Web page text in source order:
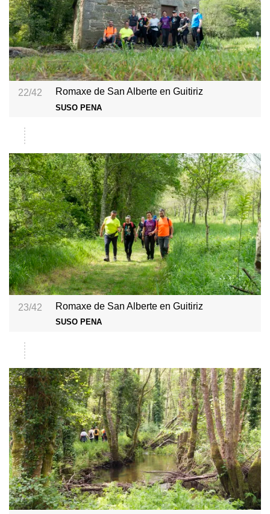
22/42 Romaxe de San Alberte en Guitiriz
SUSO PENA
23/42 Romaxe de San Alberte en Guitiriz
SUSO PENA